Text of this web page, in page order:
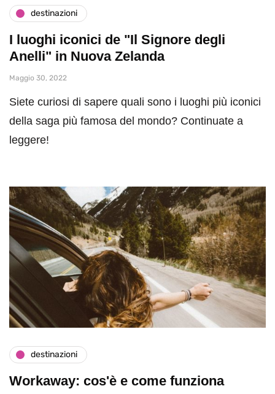
destinazioni
I luoghi iconici de "Il Signore degli
Anelli" in Nuova Zelanda
Maggio 30, 2022
Siete curiosi di sapere quali sono i luoghi più iconici
della saga più famosa del mondo? Continuate a
leggere!
destinazioni
Workaway: cos'è e come funziona